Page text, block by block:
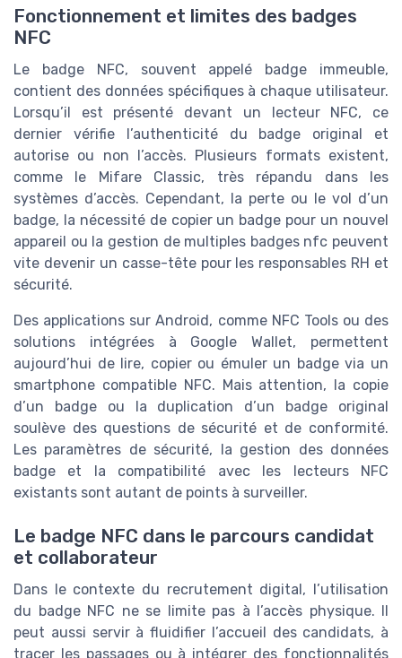
Fonctionnement et limites des badges
NFC
Le badge NFC, souvent appelé badge immeuble,
contient des données spécifiques à chaque utilisateur.
Lorsqu’il est présenté devant un lecteur NFC, ce
dernier vérifie l’authenticité du badge original et
autorise ou non l’accès. Plusieurs formats existent,
comme le Mifare Classic, très répandu dans les
systèmes d’accès. Cependant, la perte ou le vol d’un
badge, la nécessité de copier un badge pour un nouvel
appareil ou la gestion de multiples badges nfc peuvent
vite devenir un casse-tête pour les responsables RH et
sécurité.
Des applications sur Android, comme NFC Tools ou des
solutions intégrées à Google Wallet, permettent
aujourd’hui de lire, copier ou émuler un badge via un
smartphone compatible NFC. Mais attention, la copie
d’un badge ou la duplication d’un badge original
soulève des questions de sécurité et de conformité.
Les paramètres de sécurité, la gestion des données
badge et la compatibilité avec les lecteurs NFC
existants sont autant de points à surveiller.
Le badge NFC dans le parcours candidat
et collaborateur
Dans le contexte du recrutement digital, l’utilisation
du badge NFC ne se limite pas à l’accès physique. Il
peut aussi servir à fluidifier l’accueil des candidats, à
tracer les passages ou à intégrer des fonctionnalités